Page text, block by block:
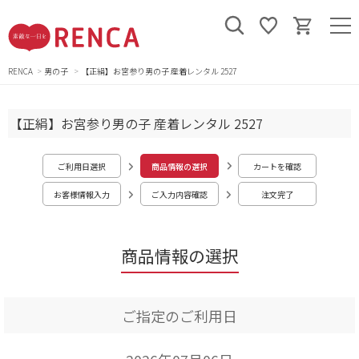
RENCA 男の子 【正絹】お宮参り男の子 産着レンタル 2527
商品情報の選択
【正絹】お宮参り男の子 産着レンタル 2527
ご利用日選択 商品情報の選択 カートを確認
お客様情報入力 ご入力内容確認 注文完了
ご指定のご利用日